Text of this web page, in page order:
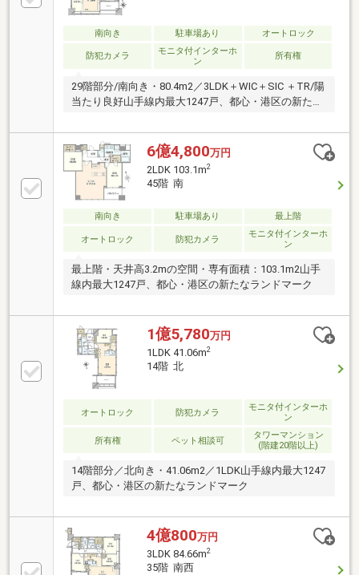
南向き 駐車場あり オートロック
防犯カメラ
モニタ付インターホ
ン
所有権
29階部分/南向き・80.4m2／3LDK＋WIC＋SIC ＋TR/陽
当たり良好山手線内最大1247戸、都心・港区の新たな
6億4,800万円
2LDK 103.1m2
45階 南
南向き 駐車場あり 最上階
オートロック 防犯カメラ
モニタ付インターホ
ン
最上階・天井高3.2mの空間・専有面積：103.1m2山手
線内最大1247戸、都心・港区の新たなランドマーク
1億5,780万円
1LDK 41.06m2
14階 北
オートロック 防犯カメラ
モニタ付インターホ
ン
所有権 ペット相談可
タワーマンション
(階建20階以上)
14階部分／北向き・41.06m2／1LDK山手線内最大1247
戸、都心・港区の新たなランドマーク
4億800万円
3LDK 84.66m2
35階 南西